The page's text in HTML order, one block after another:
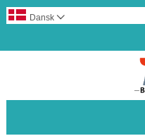
Dansk 